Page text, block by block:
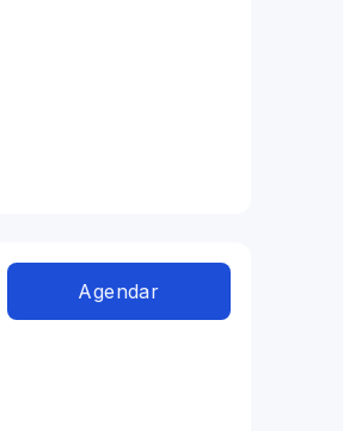
Agendar